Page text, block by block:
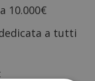
10.000€
a tutti